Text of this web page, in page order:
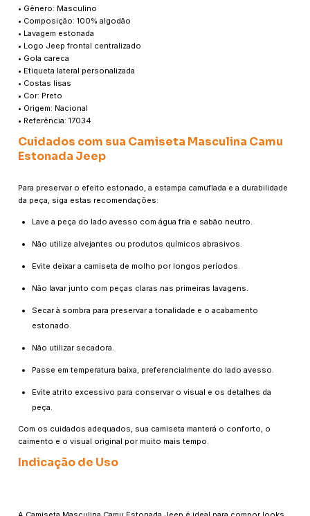
• Gênero: Masculino
• Composição: 100% algodão
• Lavagem estonada
• Logo Jeep frontal centralizado
• Gola careca
• Etiqueta lateral personalizada
• Costas lisas
• Cor: Preto
• Origem: Nacional
• Referência: 17034
Cuidados com sua Camiseta Masculina Camu
Estonada Jeep
Para preservar o efeito estonado, a estampa camuflada e a durabilidade
da peça, siga estas recomendações:
Lave a peça do lado avesso com água fria e sabão neutro.
Não utilize alvejantes ou produtos químicos abrasivos.
Evite deixar a camiseta de molho por longos períodos.
Não lavar junto com peças claras nas primeiras lavagens.
Secar à sombra para preservar a tonalidade e o acabamento
estonado.
Não utilizar secadora.
Passe em temperatura baixa, preferencialmente do lado avesso.
Evite atrito excessivo para conservar o visual e os detalhes da
peça.
Com os cuidados adequados, sua camiseta manterá o conforto, o
caimento e o visual original por muito mais tempo.
Indicação de Uso